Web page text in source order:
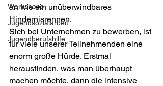
Workshops
Jugendsozialarbeit
Jugendberufshilfe
an wie ein unüberwindbares
Hindernisrennen.
Sich bei Unternehmen zu bewerben, ist
für viele unserer Teilnehmenden eine
enorm große Hürde. Erstmal
herausfinden, was man überhaupt
machen möchte, dann die intensive